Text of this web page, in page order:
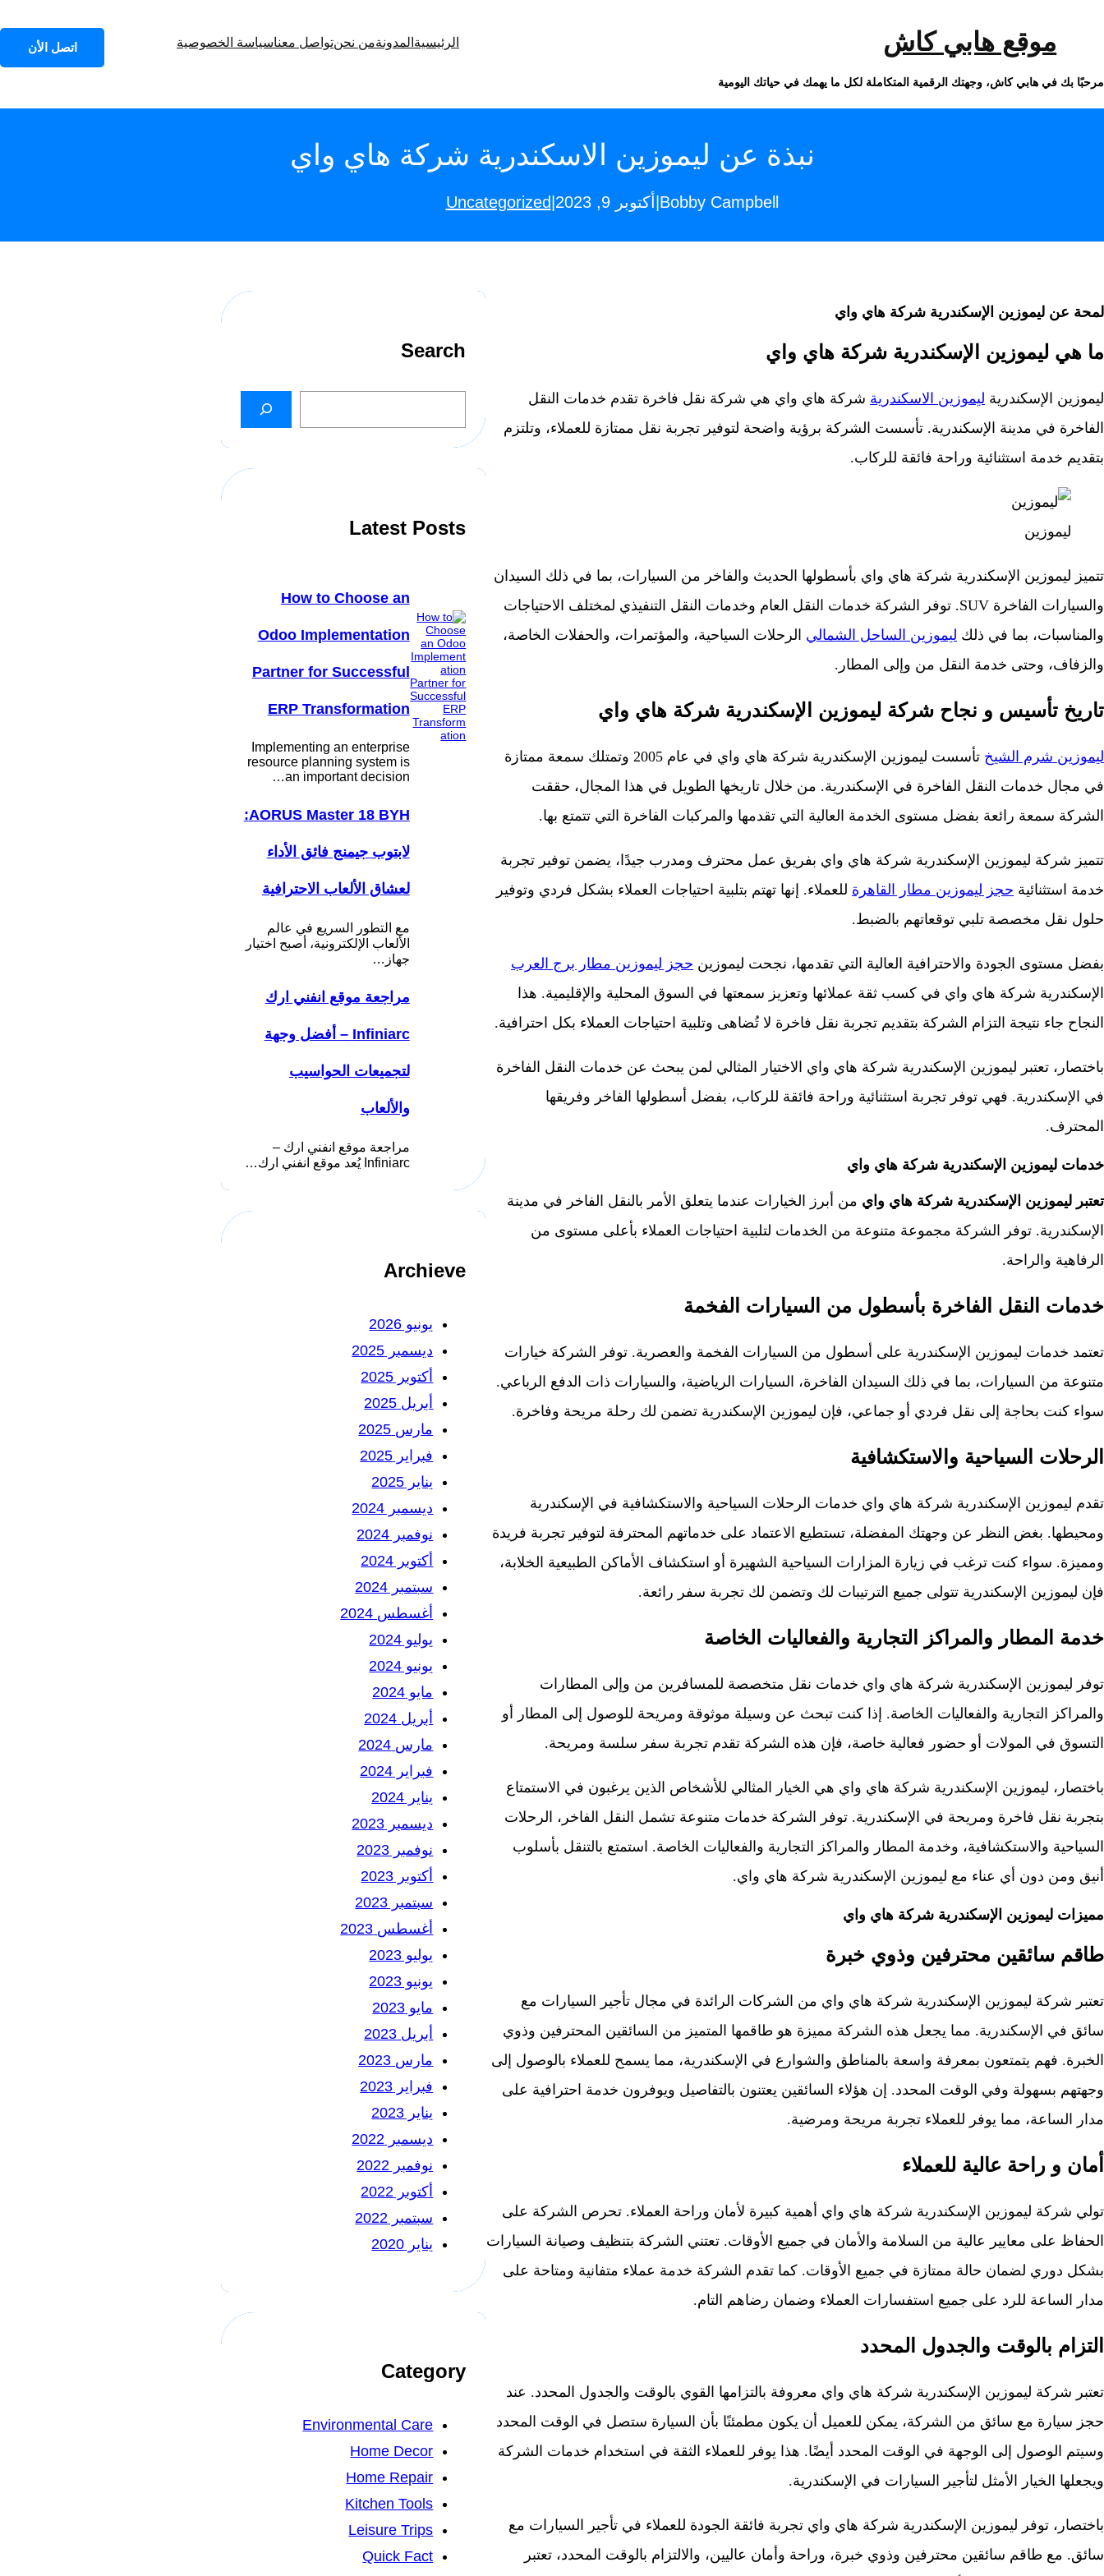
موقع هابي كاش الرئيسية المدونةمن نحنتواصل معناسياسة الخصوصية اتصل الأن
مرحبًا بك في هابي كاش، وجهتك الرقمية المتكاملة لكل ما يهمك في حياتك اليومية
نبذة عن ليموزين الاسكندرية شركة هاي واي
Bobby Campbell أكتوبر 9, 2023 Uncategorized
لمحة عن ليموزين الإسكندرية شركة هاي واي
ما هي ليموزين الإسكندرية شركة هاي واي
ليموزين الإسكندرية ليموزين الاسكندرية شركة هاي واي هي شركة نقل فاخرة تقدم خدمات النقل
الفاخرة في مدينة الإسكندرية. تأسست الشركة برؤية واضحة لتوفير تجربة نقل ممتازة للعملاء، وتلتزم
بتقديم خدمة استثنائية وراحة فائقة للركاب.
ليموزين
تتميز ليموزين الإسكندرية شركة هاي واي بأسطولها الحديث والفاخر من السيارات، بما في ذلك السيدان
والسيارات الفاخرة SUV. توفر الشركة خدمات النقل العام وخدمات النقل التنفيذي لمختلف الاحتياجات
والمناسبات، بما في ذلك ليموزين الساحل الشمالي الرحلات السياحية، والمؤتمرات، والحفلات الخاصة،
والزفاف، وحتى خدمة النقل من وإلى المطار.
تاريخ تأسيس و نجاح شركة ليموزين الإسكندرية شركة هاي واي
ليموزين شرم الشيخ
تأسست ليموزين الإسكندرية شركة هاي واي في عام 2005 وتمتلك سمعة ممتازة
في مجال خدمات النقل الفاخرة في الإسكندرية. من خلال تاريخها الطويل في هذا المجال، حققت
الشركة سمعة رائعة بفضل مستوى الخدمة العالية التي تقدمها والمركبات الفاخرة التي تتمتع بها.
تتميز شركة ليموزين الإسكندرية شركة هاي واي بفريق عمل محترف ومدرب جيدًا، يضمن توفير تجربة
خدمة استثنائية حجز ليموزين مطار القاهرة للعملاء. إنها تهتم بتلبية احتياجات العملاء بشكل فردي وتوفير
حلول نقل مخصصة تلبي توقعاتهم بالضبط.
بفضل مستوى الجودة والاحترافية العالية التي تقدمها، نجحت ليموزين حجز ليموزين مطار برج العرب
الإسكندرية شركة هاي واي في كسب ثقة عملائها وتعزيز سمعتها في السوق المحلية والإقليمية. هذا
النجاح جاء نتيجة التزام الشركة بتقديم تجربة نقل فاخرة لا تُضاهى وتلبية احتياجات العملاء بكل احترافية.
باختصار، تعتبر ليموزين الإسكندرية شركة هاي واي الاختيار المثالي لمن يبحث عن خدمات النقل الفاخرة
في الإسكندرية. فهي توفر تجربة استثنائية وراحة فائقة للركاب، بفضل أسطولها الفاخر وفريقها
المحترف.
خدمات ليموزين الإسكندرية شركة هاي واي
تعتبر ليموزين الإسكندرية شركة هاي واي من أبرز الخيارات عندما يتعلق الأمر بالنقل الفاخر في مدينة
الإسكندرية. توفر الشركة مجموعة متنوعة من الخدمات لتلبية احتياجات العملاء بأعلى مستوى من
الرفاهية والراحة.
خدمات النقل الفاخرة بأسطول من السيارات الفخمة
تعتمد خدمات ليموزين الإسكندرية على أسطول من السيارات الفخمة والعصرية. توفر الشركة خيارات
متنوعة من السيارات، بما في ذلك السيدان الفاخرة، السيارات الرياضية، والسيارات ذات الدفع الرباعي.
سواء كنت بحاجة إلى نقل فردي أو جماعي، فإن ليموزين الإسكندرية تضمن لك رحلة مريحة وفاخرة.
الرحلات السياحية والاستكشافية
تقدم ليموزين الإسكندرية شركة هاي واي خدمات الرحلات السياحية والاستكشافية في الإسكندرية
ومحيطها. بغض النظر عن وجهتك المفضلة، تستطيع الاعتماد على خدماتهم المحترفة لتوفير تجربة فريدة
ومميزة. سواء كنت ترغب في زيارة المزارات السياحية الشهيرة أو استكشاف الأماكن الطبيعية الخلابة،
فإن ليموزين الإسكندرية تتولى جميع الترتيبات لك وتضمن لك تجربة سفر رائعة.
خدمة المطار والمراكز التجارية والفعاليات الخاصة
توفر ليموزين الإسكندرية شركة هاي واي خدمات نقل متخصصة للمسافرين من وإلى المطارات
والمراكز التجارية والفعاليات الخاصة. إذا كنت تبحث عن وسيلة موثوقة ومريحة للوصول إلى المطار أو
التسوق في المولات أو حضور فعالية خاصة، فإن هذه الشركة تقدم تجربة سفر سلسة ومريحة.
باختصار، ليموزين الإسكندرية شركة هاي واي هي الخيار المثالي للأشخاص الذين يرغبون في الاستمتاع
بتجربة نقل فاخرة ومريحة في الإسكندرية. توفر الشركة خدمات متنوعة تشمل النقل الفاخر، الرحلات
السياحية والاستكشافية، وخدمة المطار والمراكز التجارية والفعاليات الخاصة. استمتع بالتنقل بأسلوب
أنيق ومن دون أي عناء مع ليموزين الإسكندرية شركة هاي واي.
مميزات ليموزين الإسكندرية شركة هاي واي
طاقم سائقين محترفين وذوي خبرة
تعتبر شركة ليموزين الإسكندرية شركة هاي واي من الشركات الرائدة في مجال تأجير السيارات مع
سائق في الإسكندرية. مما يجعل هذه الشركة مميزة هو طاقمها المتميز من السائقين المحترفين وذوي
الخبرة. فهم يتمتعون بمعرفة واسعة بالمناطق والشوارع في الإسكندرية، مما يسمح للعملاء بالوصول إلى
وجهتهم بسهولة وفي الوقت المحدد. إن هؤلاء السائقين يعتنون بالتفاصيل ويوفرون خدمة احترافية على
مدار الساعة، مما يوفر للعملاء تجربة مريحة ومرضية.
أمان و راحة عالية للعملاء
تولي شركة ليموزين الإسكندرية شركة هاي واي أهمية كبيرة لأمان وراحة العملاء. تحرص الشركة على
الحفاظ على معايير عالية من السلامة والأمان في جميع الأوقات. تعتني الشركة بتنظيف وصيانة السيارات
بشكل دوري لضمان حالة ممتازة في جميع الأوقات. كما تقدم الشركة خدمة عملاء متفانية ومتاحة على
مدار الساعة للرد على جميع استفسارات العملاء وضمان رضاهم التام.
التزام بالوقت والجدول المحدد
تعتبر شركة ليموزين الإسكندرية شركة هاي واي معروفة بالتزامها القوي بالوقت والجدول المحدد. عند
حجز سيارة مع سائق من الشركة، يمكن للعميل أن يكون مطمئنًا بأن السيارة ستصل في الوقت المحدد
وسيتم الوصول إلى الوجهة في الوقت المحدد أيضًا. هذا يوفر للعملاء الثقة في استخدام خدمات الشركة
ويجعلها الخيار الأمثل لتأجير السيارات في الإسكندرية.
باختصار، توفر ليموزين الإسكندرية شركة هاي واي تجربة فائقة الجودة للعملاء في تأجير السيارات مع
سائق. مع طاقم سائقين محترفين وذوي خبرة، وراحة وأمان عاليين، والالتزام بالوقت المحدد، تعتبر
Search
c
Latest Posts
How to Choose an
Odoo Implementation
Partner for Successful
ERP Transformation
Implementing an enterprise
resource planning system is
an important decision…
AORUS Master 18 BYH:
لابتوب جيمنج فائق الأداء
لعشاق الألعاب الاحترافية
مع التطور السريع في عالم
الألعاب الإلكترونية، أصبح اختيار
جهاز…
مراجعة موقع انفني ارك
Infiniarc – أفضل وجهة
لتجميعات الحواسيب
والألعاب
مراجعة موقع انفني ارك –
Infiniarc يُعد موقع انفني ارك…
Archieve
يونيو 2026
ديسمبر 2025
أكتوبر 2025
أبريل 2025
مارس 2025
فبراير 2025
يناير 2025
ديسمبر 2024
نوفمبر 2024
أكتوبر 2024
سبتمبر 2024
أغسطس 2024
يوليو 2024
يونيو 2024
مايو 2024
أبريل 2024
مارس 2024
فبراير 2024
يناير 2024
ديسمبر 2023
نوفمبر 2023
أكتوبر 2023
سبتمبر 2023
أغسطس 2023
يوليو 2023
يونيو 2023
مايو 2023
أبريل 2023
مارس 2023
فبراير 2023
يناير 2023
ديسمبر 2022
نوفمبر 2022
أكتوبر 2022
سبتمبر 2022
يناير 2020
Category
Environmental Care
Home Decor
Home Repair
Kitchen Tools
Leisure Trips
Quick Fact